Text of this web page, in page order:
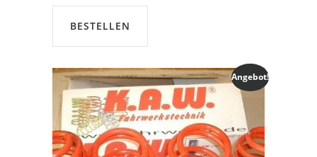
€239,00
BESTELLEN
Angebot!